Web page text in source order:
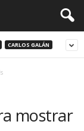
CARLOS GALÁN
mostrar